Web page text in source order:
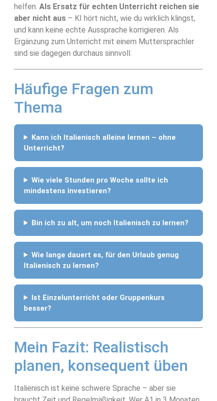
helfen. Als Ersatz für echten Unterricht reichen sie
aber nicht aus– KI hört nicht, wie du wirklich klingst,
und kann keine echte Aussprache korrigieren. Als
Ergänzung zum Unterricht mit einem Muttersprachler
sind sie dagegen durchaus sinnvoll.
Häufige Fragen zum
Thema
Kann ich Italienisch alleine lernen – ohne
Unterricht?
Wie viele Stunden pro Woche sollte ich
mindestens investieren?
Bin ich zu alt, um noch Italienisch zu lernen?
Wie lange dauert es, für den Urlaub genug
Italienisch zu lernen?
Ist Einzelunterricht oder Gruppenkurs
besser?
Mein Fazit: Realistisch
planen, konsequent üben
Italienisch ist keine schwere Sprache – aber sie